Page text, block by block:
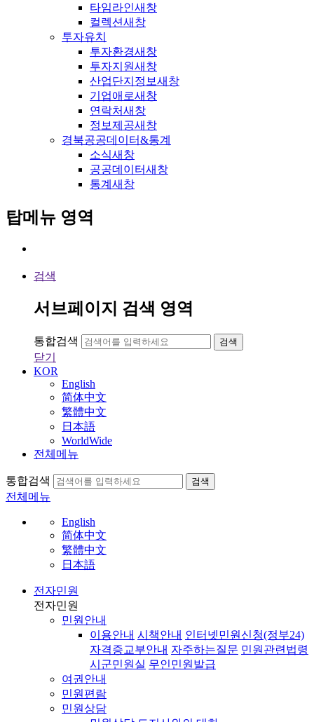
타임라인새창
컬렉션새창
투자유치
투자환경새창
투자지원새창
산업단지정보새창
기업애로새창
연락처새창
정보제공새창
경북공공데이터&통계
소식새창
공공데이터새창
통계 새창
탑메뉴 영역
검색
서브페이지 검색 영역
통합검색 검색
닫기
KOR
English
简体中文
繁體中文
日本語
WorldWide
전체메뉴
통합검색 검색
전체메뉴
English
简体中文
繁體中文
日本語
전자민원
전자민원
민원안내
이용안내 시책안내 인터넷민원신청(정부24)
자격증교부안내 자주하는질문 민원관련법령
시군민원실 무인민원발급
여권안내
민원편람
민원상담